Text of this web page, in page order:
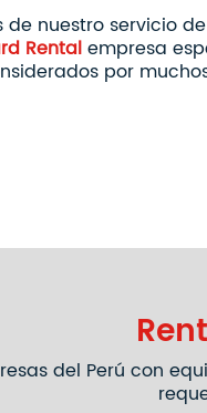
nuestro servicio
Rentalempresa
por
del Perú con